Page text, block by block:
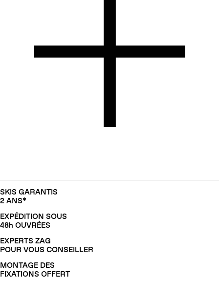
SKIS GARANTIS
2 ANS*
EXPÉDITION SOUS
48h OUVRÉES
EXPERTS ZAG
POUR VOUS CONSEILLER
MONTAGE DES
FIXATIONS OFFERT